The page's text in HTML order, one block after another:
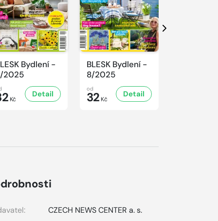
Bydlení -
2025
Kč
Detail
BLESK Bydlení -
8/2025
od
32 Kč
Detail
Další
CZECH NEWS CENTER a. s.